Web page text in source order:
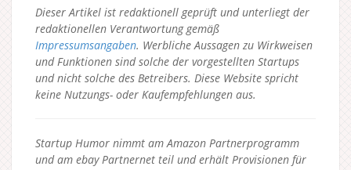
Dieser Artikel ist redaktionell geprüft und unterliegt der
redaktionellen Verantwortung gemäß
Impressumsangaben. Werbliche Aussagen zu Wirkweisen
und Funktionen sind solche der vorgestellten Startups
und nicht solche des Betreibers. Diese Website spricht
keine Nutzungs- oder Kaufempfehlungen aus.
Startup Humor nimmt am Amazon Partnerprogramm
und am ebay Partnernet teil und erhält Provisionen für